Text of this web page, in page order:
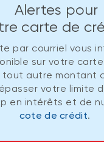
Alertes pour
carte de
par courriel vous
sur votre
tout autre montant
votre limite
en intérêts et de
cote de crédit.